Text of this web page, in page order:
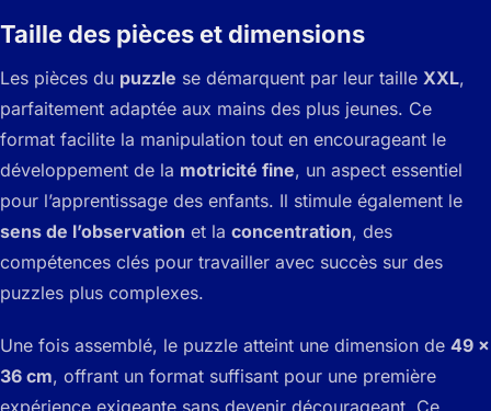
Taille des pièces et dimensions
Les pièces du puzzle se démarquent par leur taille XXL,
parfaitement adaptée aux mains des plus jeunes. Ce
format facilite la manipulation tout en encourageant le
développement de la motricité fine, un aspect essentiel
pour l’apprentissage des enfants. Il stimule également le
sens de l’observation et la concentration, des
compétences clés pour travailler avec succès sur des
puzzles plus complexes.
Une fois assemblé, le puzzle atteint une dimension de 49 x
36 cm, offrant un format suffisant pour une première